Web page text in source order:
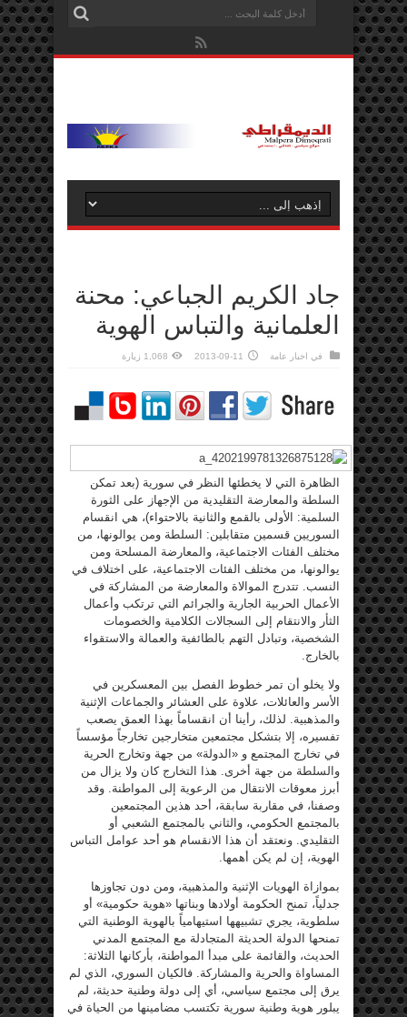
جاد الكريم الجباعي: محنة
العلمانية والتباس الهوية
في اخبار عامة 2013-09-11 1,068 زيارة
الظاهرة التي لا يخطئها النظر في سورية (بعد تمكن
السلطة والمعارضة التقليدية من الإجهاز على الثورة
السلمية: الأولى بالقمع والثانية بالاحتواء)، هي انقسام
السوريين قسمين متقابلين: السلطة ومن يوالونها، من
مختلف الفئات الاجتماعية، والمعارضة المسلحة ومن
يوالونها، من مختلف الفئات الاجتماعية، على اختلاف في
النسب. تتدرج الموالاة والمعارضة من المشاركة في
الأعمال الحربية الجارية والجرائم التي ترتكب وأعمال
الثأر والانتقام إلى السجالات الكلامية والخصومات
الشخصية، وتبادل التهم بالطائفية والعمالة والاستقواء
بالخارج.
ولا يخلو أن تمر خطوط الفصل بين المعسكرين في
الأسر والعائلات، علاوة على العشائر والجماعات الإثنية
والمذهبية. لذلك، رأينا أن انقساماً بهذا العمق يصعب
تفسيره، إلا بتشكل مجتمعين متخارجين تخارجاً مؤسساً
في تخارج المجتمع و «الدولة» من جهة وتخارج الحرية
والسلطة من جهة أخرى. هذا التخارج كان ولا يزال من
أبرز معوقات الانتقال من الرعوية إلى المواطنة. وقد
وصفنا، في مقاربة سابقة، أحد هذين المجتمعين
بالمجتمع الحكومي، والثاني بالمجتمع الشعبي أو
التقليدي. ونعتقد أن هذا الانقسام هو أحد عوامل التباس
الهوية، إن لم يكن أهمها.
بموازاة الهويات الإثنية والمذهبية، ومن دون تجاوزها
جدلياً، تمنح الحكومة أولادها وبناتها «هوية حكومية» أو
سلطوية، يجري تشبيهها استيهامياً بالهوية الوطنية التي
تمنحها الدولة الحديثة المتجادلة مع المجتمع المدني
الحديث، والقائمة على مبدأ المواطنة، بأركانها الثلاثة:
المساواة والحرية والمشاركة. فالكيان السوري، الذي لم
يرق إلى مجتمع سياسي، أي إلى دولة وطنية حديثة، لم
يبلور هوية وطنية سورية تكتسب مضامينها من الحياة في